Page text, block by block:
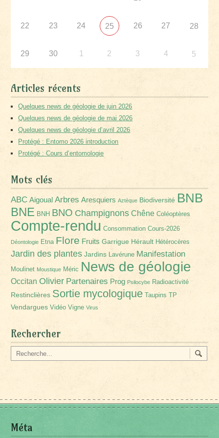
22 23 24 25 26 27 28
29 30 1 2 3 4 5
Articles récents
Quelques news de géologie de juin 2026
Quelques news de géologie de mai 2026
Quelques news de géologie d’avril 2026
Protégé : Entomo 2026 introduction
Protégé : Cours d’entomologie
Mots clés
ABC Aigoual Arbres Aresquiers Aztèque Biodiversité BNB
BNE BNH BNO Champignons Chêne Coléoptères
Compte-rendu Consommation Cours-2026
Déontologie Etna Flore Fruits Garrigue Hérault Hétérocères
Jardin des plantes Jardins Lavérune Manifestation
Moulinet Moustique Méric News de géologie
Occitan Olivier Partenaires Prog Psilocybe Radioactivité
Restinclières Sortie mycologique Taupins TP
Vendargues Vidéo Vigne Virus
Rechercher
Méta